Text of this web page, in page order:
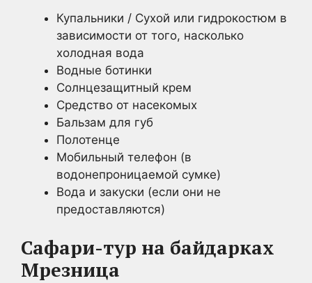
Купальники / Сухой или гидрокостюм в
зависимости от того, насколько
холодная вода
Водные ботинки
Солнцезащитный крем
Средство от насекомых
Бальзам для губ
Полотенце
Мобильный телефон (в
водонепроницаемой сумке)
Вода и закуски (если они не
предоставляются)
Сафари-тур на байдарках
Мрезница